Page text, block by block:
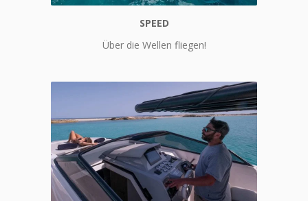
Speed
SPEED
Über die Wellen fliegen!